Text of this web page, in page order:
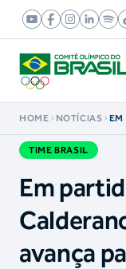
HOME NOTÍCIAS
EM
TIME BRASIL
Em
avança